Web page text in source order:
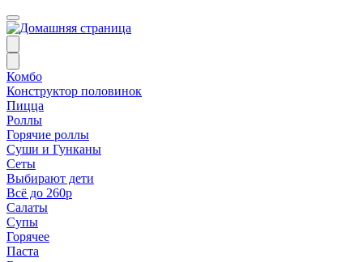
Комбо
Конструктор половинок
Пицца
Роллы
Горячие роллы
Суши и Гунканы
Сеты
Выбирают дети
Всё до 260р
Салаты
Супы
Горячее
Паста